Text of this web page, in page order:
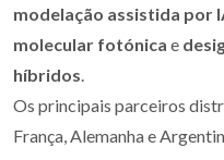
modelação assistida por
molecular fotónica e
híbridos.
Os principais parceiros
França, Alemanha e